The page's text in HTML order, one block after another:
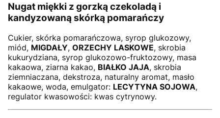
Nugat miękki z gorzką czekoladą i
kandyzowaną skórką pomarańczy
Cukier, skórka pomarańczowa, syrop glukozowy,
miód, MIGDAŁY, ORZECHY LASKOWE, skrobia
kukurydziana, syrop glukozowo-fruktozowy, masa
kakaowa, ziarna kakao, BIAŁKO JAJA, skrobia
ziemniaczana, dekstroza, naturalny aromat, masło
kakaowe, woda, emulgator: LECYTYNA SOJOWA,
regulator kwasowości: kwas cytrynowy.